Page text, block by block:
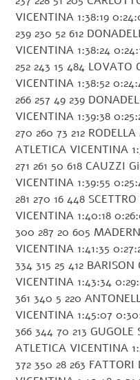
VICENTINA 1:38:19
239 230 52 612
VICENTINA 1:38:24
252 243 15 484
VICENTINA 1:38:52
266 257 49 239
VICENTINA 1:39:38
270 260 73 212
ATLETICA VICENTINA
271 261 50 618 CAUZZI
VICENTINA 1:39:55
281 270 16 448
VICENTINA 1:40:18
300 287 20 605
VICENTINA 1:41:35
334 315 25 412
VICENTINA 1:43:34
361 340 5 220
VICENTINA 1:45:07
366 344 70 213
ATLETICA VICENTINA
372 350 28 263